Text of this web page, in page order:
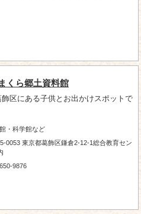
くら郷土資料館
区にある子供とお出かけスポットで
・科学館など
0053 東京都葛飾区鎌倉2-12-1総合教育セン
9876